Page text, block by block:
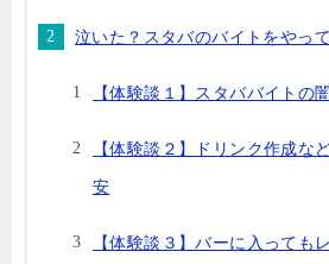
泣いた？スタバのバイトをやっ
【体験談１】スタババイトの
【体験談２】ドリンク作成な
安
【体験談３】バーに入っても